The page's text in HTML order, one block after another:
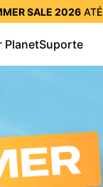
SALE 2026 ATÉ
PlanetSuporte